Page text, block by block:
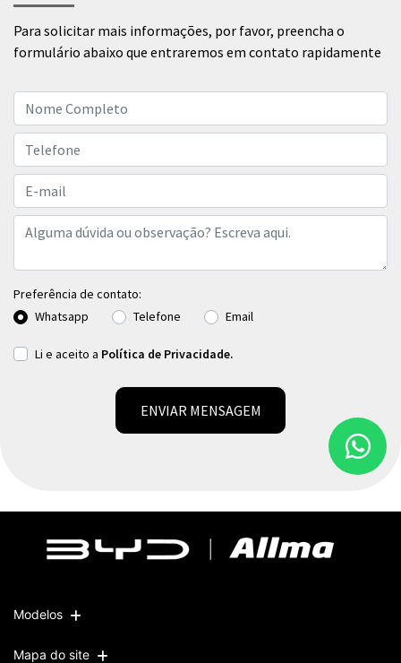
Para solicitar mais informações, por favor, preencha o
formulário abaixo que entraremos em contato rapidamente
Preferência de contato:
Whatsapp
Telefone Email
Li e aceito a Política de Privacidade.
ENVIAR MENSAGEM
Modelos
Mapa do site